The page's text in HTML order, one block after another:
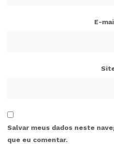
E-
Salvar meus dados neste
que eu comentar.